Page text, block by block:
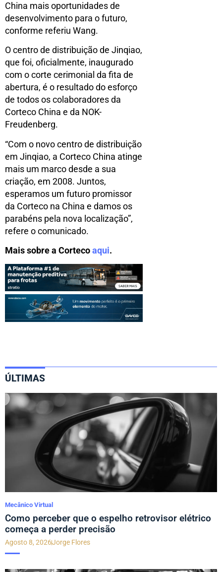
China mais oportunidades de
desenvolvimento para o futuro,
conforme referiu Wang.
O centro de distribuição de Jinqiao,
que foi, oficialmente, inaugurado
com o corte cerimonial da fita de
abertura, é o resultado do esforço
de todos os colaboradores da
Corteco China e da NOK-
Freudenberg.
“Com o novo centro de distribuição
em Jinqiao, a Corteco China atinge
mais um marco desde a sua
criação, em 2008. Juntos,
esperamos um futuro promissor
da Corteco na China e damos os
parabéns pela nova localização”,
refere o comunicado.
Mais sobre a Cortecoaqui.
ÚLTIMAS
Mecânico Virtual
Como perceber que o espelho retrovisor elétrico
começa a perder precisão
Agosto 8, 2026Jorge Flores